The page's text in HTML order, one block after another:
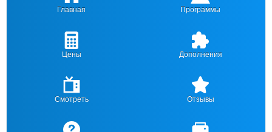
Главная Программы
Цены Дополнения
Смотреть Отзывы